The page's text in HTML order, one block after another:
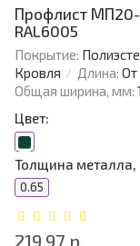
Профлист МП20-
RAL6005
Покрытие:
Кровля
Длина: От
Общая ширина, мм:
Цвет:
Толщина
0.65
219.97 р.